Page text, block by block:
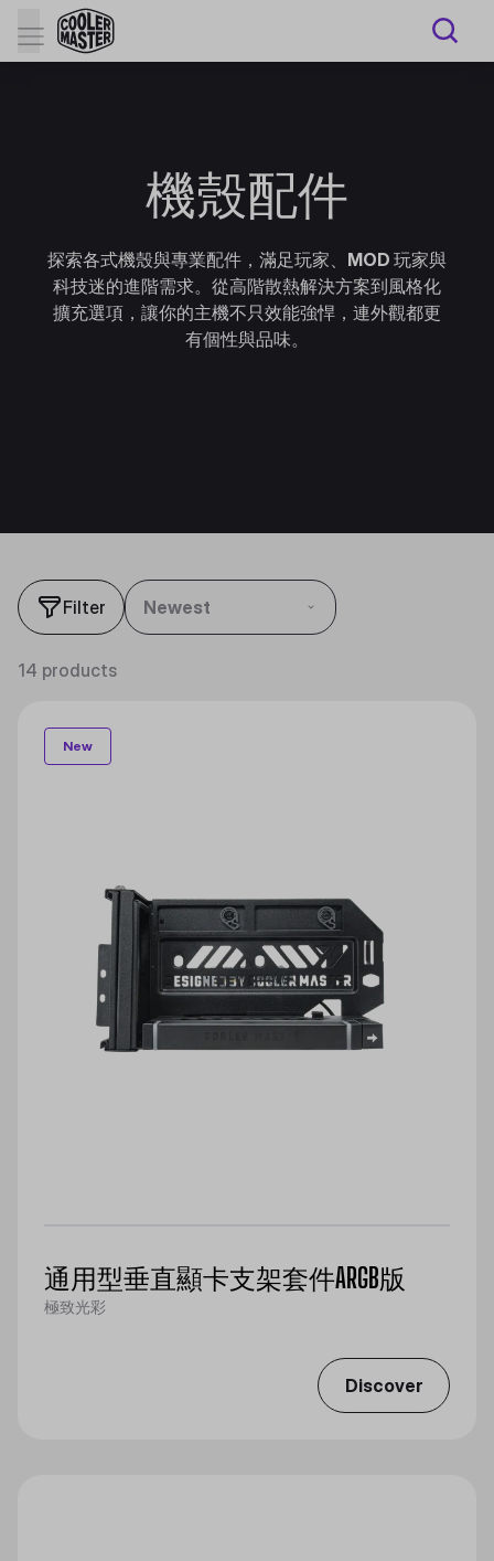
機殼配件
探索各式機殼與專業配件，滿足玩家、MOD 玩家與
科技迷的進階需求。從高階散熱解決方案到風格化
擴充選項，讓你的主機不只效能強悍，連外觀都更
有個性與品味。
Filter Newest
14 products
New
通用型垂直顯卡支架套件ARGB版
極致光彩
Discover